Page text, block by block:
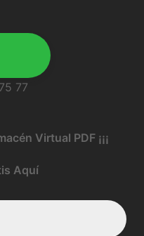
391 75 77
Virtual PDF ¡¡¡
Aquí